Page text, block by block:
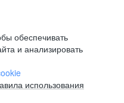
обеспечивать
и анализировать
использования